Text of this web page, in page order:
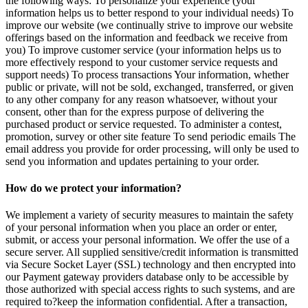
information helps us to better respond to your individual needs) To
improve our website (we continually strive to improve our website
offerings based on the information and feedback we receive from
you) To improve customer service (your information helps us to
more effectively respond to your customer service requests and
support needs) To process transactions Your information, whether
public or private, will not be sold, exchanged, transferred, or given
to any other company for any reason whatsoever, without your
consent, other than for the express purpose of delivering the
purchased product or service requested. To administer a contest,
promotion, survey or other site feature To send periodic emails The
email address you provide for order processing, will only be used to
send you information and updates pertaining to your order.
How do we protect your information?
We implement a variety of security measures to maintain the safety
of your personal information when you place an order or enter,
submit, or access your personal information. We offer the use of a
secure server. All supplied sensitive/credit information is transmitted
via Secure Socket Layer (SSL) technology and then encrypted into
our Payment gateway providers database only to be accessible by
those authorized with special access rights to such systems, and are
required to?keep the information confidential. After a transaction,